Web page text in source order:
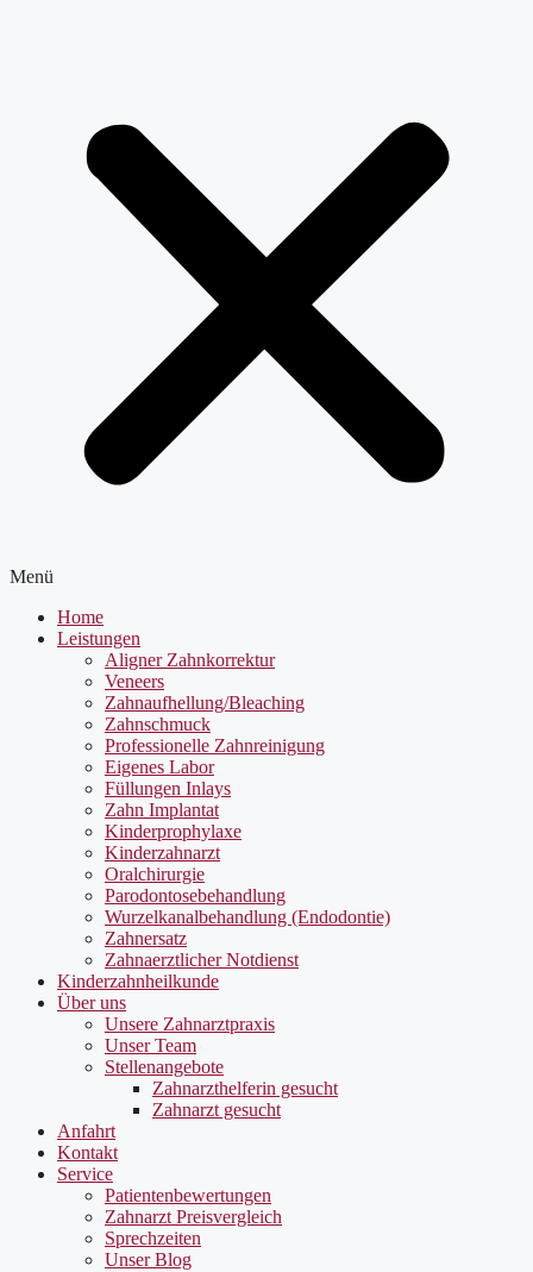
Menü
Home
Leistungen
Aligner Zahnkorrektur
Veneers
Zahnaufhellung/Bleaching
Zahnschmuck
Professionelle Zahnreinigung
Eigenes Labor
Füllungen Inlays
Zahn Implantat
Kinderprophylaxe
Kinderzahnarzt
Oralchirurgie
Parodontosebehandlung
Wurzelkanalbehandlung (Endodontie)
Zahnersatz
Zahnaerztlicher Notdienst
Kinderzahnheilkunde
Über uns
Unsere Zahnarztpraxis
Unser Team
Stellenangebote
Zahnarzthelferin gesucht
Zahnarzt gesucht
Anfahrt
Kontakt
Service
Patientenbewertungen
Zahnarzt Preisvergleich
Sprechzeiten
Unser Blog